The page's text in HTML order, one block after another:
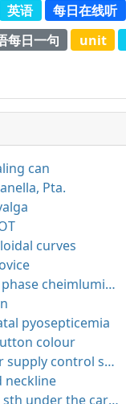
英语 每日在线听
每日一句 unit
can
Pta.
curves
liquid phase cheimluminescence
pyosepticemia
colour
power supply control system for telemetering system
neckline
shore sth under the carpet